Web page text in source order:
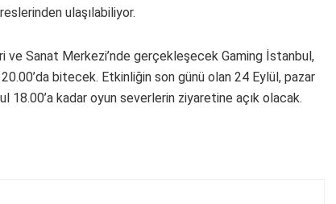
ulaşılabiliyor.
ve Sanat Merkezi’nde gerçekleşecek Gaming İstanbul,
bitecek. Etkinliğin son günü olan 24 Eylül, pazar
18.00’a kadar oyun severlerin ziyaretine açık olacak.